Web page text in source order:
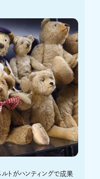
トがハンティングで成果